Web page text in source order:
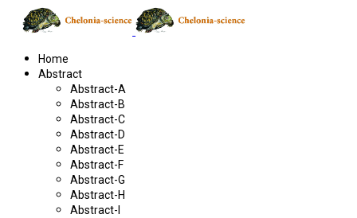
Home
Abstract
Abstract-A
Abstract-B
Abstract-C
Abstract-D
Abstract-E
Abstract-F
Abstract-G
Abstract-H
Abstract-I